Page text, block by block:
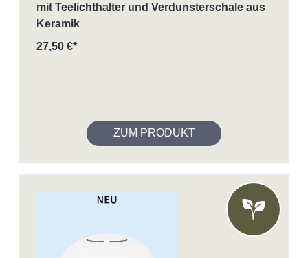
mit Teelichthalter und Verdunsterschale aus
Keramik
27,50 €*
ZUM PRODUKT